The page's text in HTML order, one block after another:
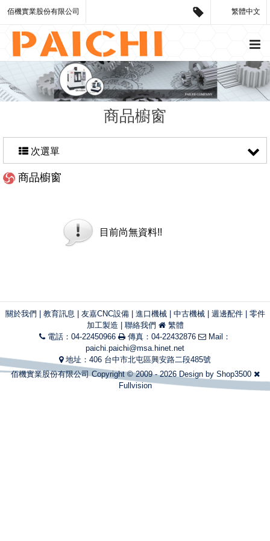
繁體中文
佰機實業股份有限公司
商品櫥窗
次選單
商品櫥窗
目前尚無資料!!
關於我們 教育訊息 友嘉CNC設備| 進口機械| 中古機械| 週邊配件| 零件
加工製造
聯絡我們
繁體
電話：04-22450966
傳真：04-22432876
Mail：
paichi.paichi@msa.hinet.net
地址：406 台中市北屯區興安路二段485號
佰機實業股份有限公司 Copyright © 2009 - 2026 Design by Shop3500
Fullvision